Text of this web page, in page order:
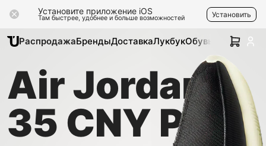
Установите приложение iOS
Там быстрее, удобнее и больше возможностей Установить
РаспродажаБрендыДоставкаЛукбукОбувь Одежда
Air Jordan
35 CNY PF